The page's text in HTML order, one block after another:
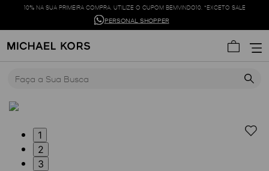
10% NA SUA PRIMEIRA COMPRA. UTILIZE O CUPOM BEMVINDO10. *EXCETO SALE
PERSONAL SHOPPER
1
2
3